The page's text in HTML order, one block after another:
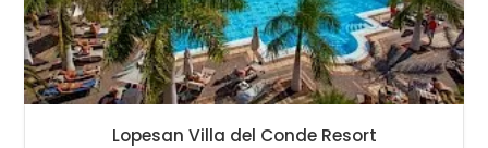
Lopesan Villa del Conde Resort